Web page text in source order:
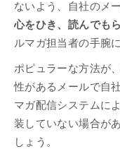
ないよう、自社のメ
心をひき、読んでも
ルマガ担当者の手腕
ポピュラーな方法が
性があるメールで自
マガ配信システムに
装していない場合が
しょう。